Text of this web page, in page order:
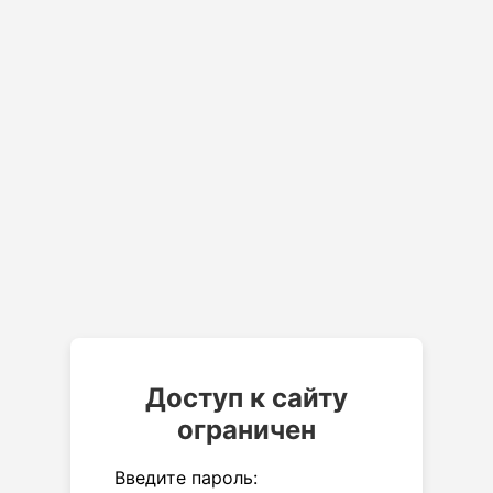
Доступ к сайту
ограничен
Введите пароль: